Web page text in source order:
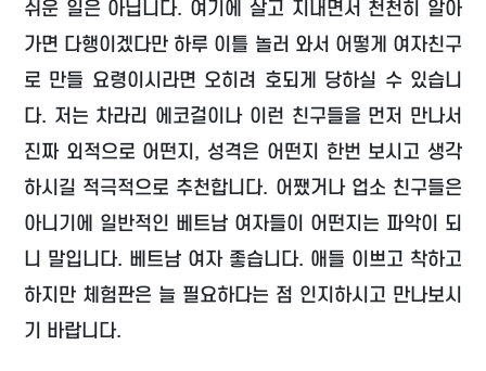
쉬운 일은 아닙니다. 여기에 살고 지내면서 천천히 알아
가면 다행이겠다만 하루 이틀 놀러 와서 어떻게 여자친구
로 만들 요령이시라면 오히려 호되게 당하실 수 있습니
다. 저는 차라리 에코걸이나 이런 친구들을 먼저 만나서
진짜 외적으로 어떤지, 성격은 어떤지 한번 보시고 생각
하시길 적극적으로 추천합니다. 어쨌거나 업소 친구들은
아니기에 일반적인 베트남 여자들이 어떤지는 파악이 되
니 말입니다. 베트남 여자 좋습니다. 애들 이쁘고 착하고
하지만 체험판은 늘 필요하다는 점 인지하시고 만나보시
기 바랍니다.